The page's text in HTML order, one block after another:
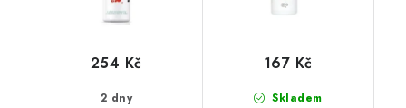
2 dny
254 Kč
Skladem
167 Kč